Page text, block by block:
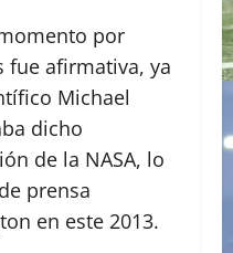
por
fue afirmativa, ya
Michael
dicho
de la NASA, lo
prensa
en este 2013.